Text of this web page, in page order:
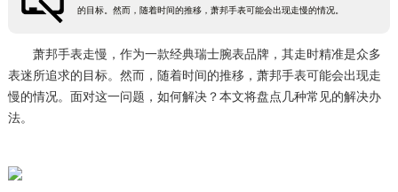
的目标。然而，随着时间的推移，萧邦手表可能会出现走慢的情况。
萧邦手表走慢，作为一款经典瑞士腕表品牌，其走时精准是众多
表迷所追求的目标。然而，随着时间的推移，萧邦手表可能会出现走
慢的情况。面对这一问题，如何解决？本文将盘点几种常见的解决办
法。